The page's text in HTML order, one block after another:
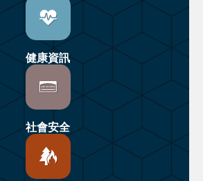
健康資訊
社會安全